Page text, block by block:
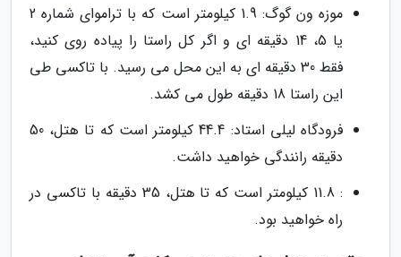
موزه ون گوگ: 1.9 کیلومتر است که با تراموای شماره 2
یا 5، 14 دقیقه ای و اگر کل راستا را پیاده روی کنید،
فقط 30 دقیقه ای به این محل می رسید. با تاکسی طی
این راستا 18 دقیقه طول می کشد.
فرودگاه لیلی استاد: 44.4 کیلومتر است که تا هتل، 50
دقیقه رانندگی خواهید داشت.
: 11.8 کیلومتر است که تا هتل، 35 دقیقه با تاکسی در
راه خواهید بود.